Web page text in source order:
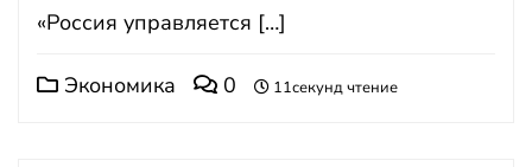
«Россия управляется […]
Экономика 0 11секунд чтение